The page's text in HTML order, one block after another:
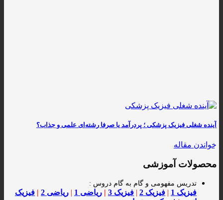
آینده شغلی فیزیک پزشکی ؛ پردرآمد یا صرفا رشته‌ای علمی و جذاب؟
خواندن مقاله
محصولات آموزشی
تدریس مفهومی و گام به گام دروس :
فیزیک 1 | فیزیک 2 | فیزیک 3 | ریاضی 1 | ریاضی 2 | فیزیک